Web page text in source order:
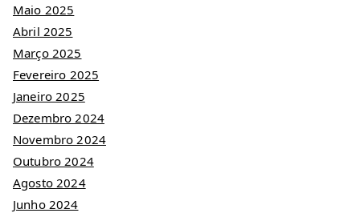
Maio 2025
Abril 2025
Março 2025
Fevereiro 2025
Janeiro 2025
Dezembro 2024
Novembro 2024
Outubro 2024
Agosto 2024
Junho 2024